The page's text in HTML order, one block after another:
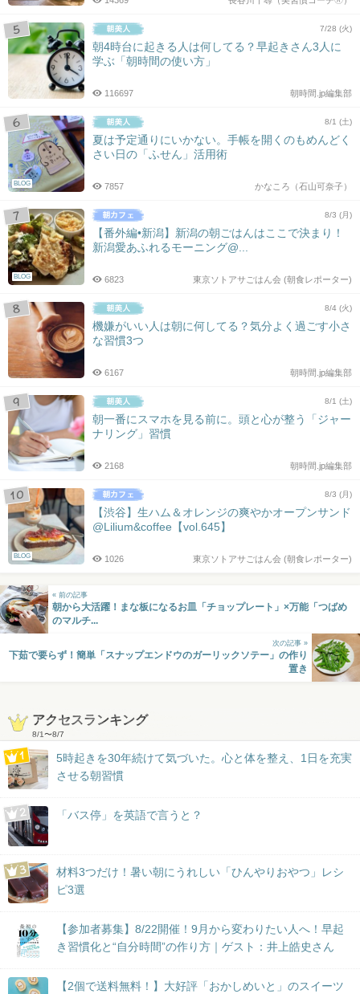
7/28 (火)
朝4時台に起きる人は何してる？早起きさん3人に
学ぶ「朝時間の使い方」
朝時間.jp編集部
116697
BLOG
8/1 (土)
夏は予定通りにいかない。手帳を開くのもめんどく
さい日の「ふせん」活用術
かなころ（石山可奈子）
7857
BLOG
8/3 (月)
【番外編•新潟】新潟の朝ごはんはここで決まり！
新潟愛あふれるモーニング@...
東京ソトアサごはん会 (朝食レポーター)
6823
8/4 (火)
機嫌がいい人は朝に何してる？気分よく過ごす小さ
な習慣3つ
朝時間.jp編集部
6167
8/1 (土)
朝一番にスマホを見る前に。頭と心が整う「ジャー
ナリング」習慣
朝時間.jp編集部
2168
BLOG
8/3 (月)
【渋谷】生ハム＆オレンジの爽やかオープンサンド
@Lilium&coffee【vol.645】
東京ソトアサごはん会 (朝食レポーター)
1026
« 前の記事
朝から大活躍！まな板になるお皿「チョップレート」×万能「つばめ
のマルチ...
次の記事 »
下茹で要らず！簡単「スナップエンドウのガーリックソテー」の作り
置き
アクセスランキング
8/1〜8/7
5時起きを30年続けて気づいた。心と体を整え、1日を充実
させる朝習慣
「バス停」を英語で言うと？
材料3つだけ！暑い朝にうれしい「ひんやりおやつ」レシ
ピ3選
【参加者募集】8/22開催！9月から変わりたい人へ！早起
き習慣化と“自分時間”の作り方｜ゲスト：井上皓史さん
【2個で送料無料！】大好評「おかしめいと」のスイーツ